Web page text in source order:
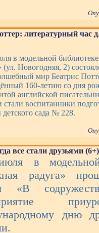
литературный час
в модельной
(ул. Новогодняя, 2)
мир Беатрис
160-летию со дня
английской
стали воспитанники
сада № 228.
все стали друзьями (6+)
в модельной
радуга»
«В
дню